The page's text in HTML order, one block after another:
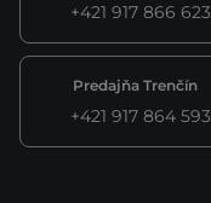
+421 917 866 623
Predajňa Trenčín
+421 917 864 593